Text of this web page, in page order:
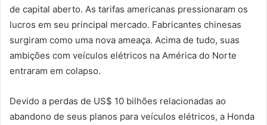
de capital aberto. As tarifas americanas pressionaram os
lucros em seu principal mercado. Fabricantes chinesas
surgiram como uma nova ameaça. Acima de tudo, suas
ambições com veículos elétricos na América do Norte
entraram em colapso.
Devido a perdas de US$ 10 bilhões relacionadas ao
abandono de seus planos para veículos elétricos, a Honda